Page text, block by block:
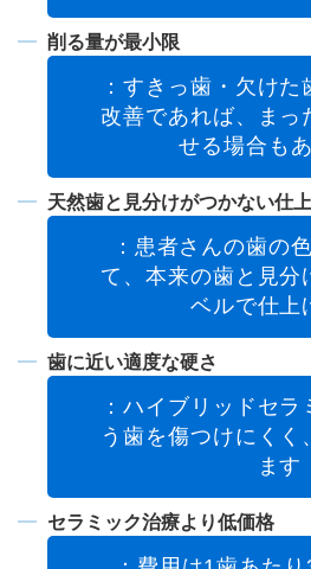
削る量が最小限
：すきっ歯・欠け
改善であれば、まっ
せる場合も
天然歯と見分けがつかない仕
：患者さんの歯の
て、本来の歯と見分
ベルで仕上
歯に近い適度な硬さ
：ハイブリッドセ
う歯を傷つけにくく
ます
セラミック治療より低価格